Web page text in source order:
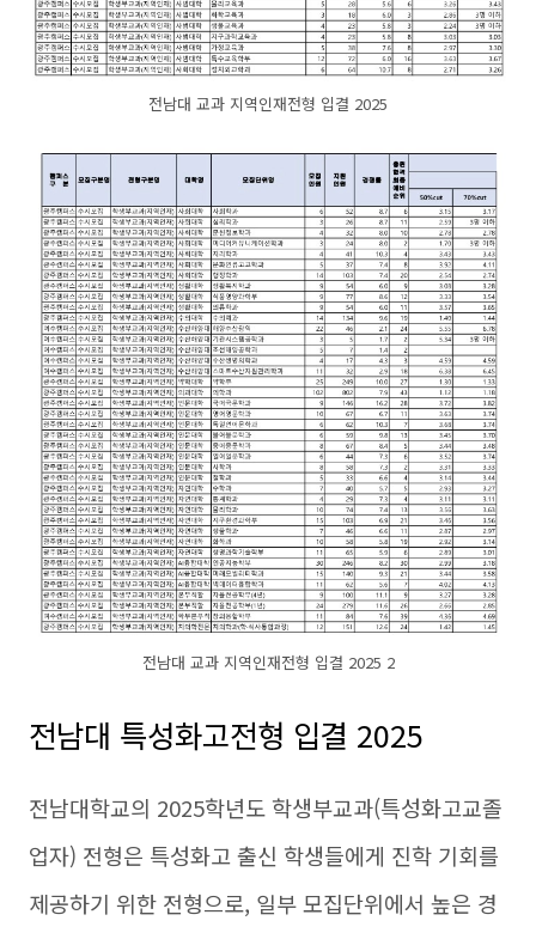
전남대 교과 지역인재전형 입결 2025
전남대 교과 지역인재전형 입결 2025 2
전남대 특성화고전형 입결 2025
전남대학교의 2025학년도 학생부교과(특성화고교졸
업자) 전형은 특성화고 출신 학생들에게 진학 기회를
제공하기 위한 전형으로, 일부 모집단위에서 높은 경